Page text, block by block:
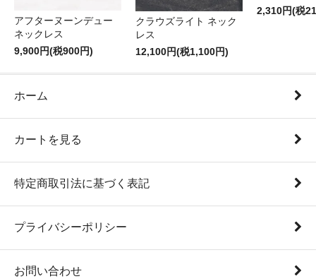
アフターヌーンデュー
ネックレス
9,900円(税900円)
クラウズライト ネック
レス
12,100円(税1,100円)
2,310円(税
ホーム
カートを見る
特定商取引法に基づく表記
プライバシーポリシー
お問い合わせ